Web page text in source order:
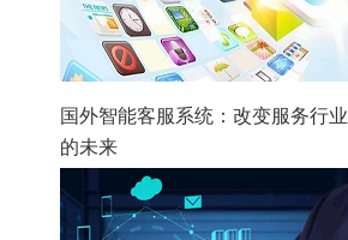
国外智能客服系统：改变服务行业
的未来